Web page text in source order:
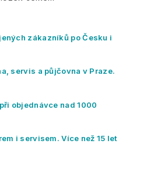
á
c
r
v
y
zákazníků po Česku i
servis a půjčovna v Praze.
objednávce nad 1000
i servisem. Více než 15 let